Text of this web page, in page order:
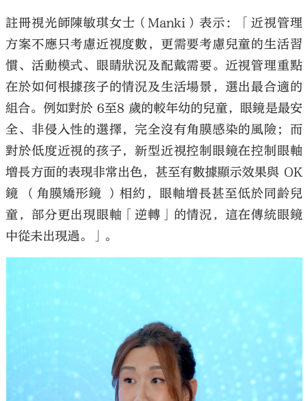
註冊視光師陳敏琪女士（Manki）表示：「近視管理
方案不應只考慮近視度數，更需要考慮兒童的生活習
慣、活動模式、眼睛狀況及配戴需要。近視管理重點
在於如何根據孩子的情況及生活場景，選出最合適的
組合。例如對於 6至8 歲的較年幼的兒童，眼鏡是最安
全、非侵入性的選擇，完全沒有角膜感染的風險；而
對於低度近視的孩子，新型近視控制眼鏡在控制眼軸
增長方面的表現非常出色，甚至有數據顯示效果與 OK
鏡 （角膜矯形鏡 ）相約，眼軸增長甚至低於同齡兒
童，部分更出現眼軸「逆轉」的情況，這在傳統眼鏡
中從未出現過。」。